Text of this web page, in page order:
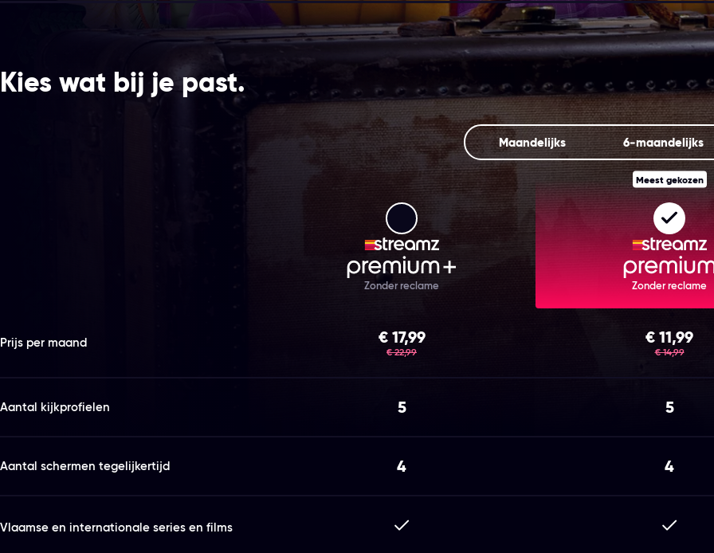
Kies wat bij je past.
Maandelijks 6‑maandelijks
Streamz Premium+
Zonder reclame
Meest gekozen
Zonder reclame
Prijs per maand € 17,99
was
€ 22,99
€ 11,99
was
€ 14,99
Aantal kijkprofielen 5 5
Aantal schermen tegelijkertijd 4 4
Vlaamse en internationale series en films Inbegrepen